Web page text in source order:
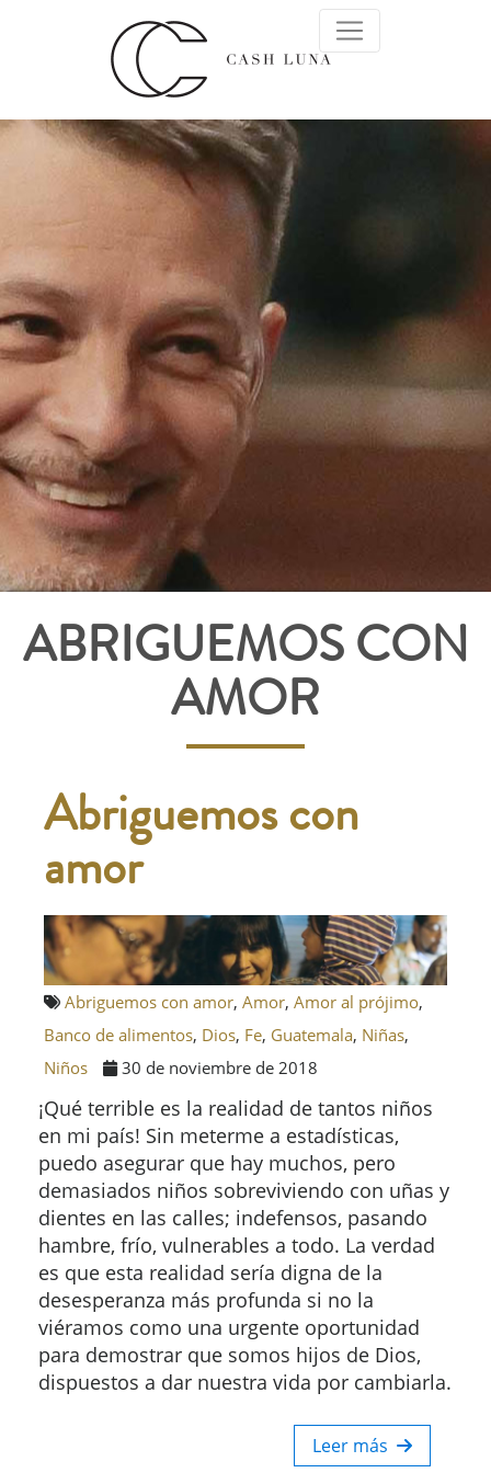
ABRIGUEMOS CON
AMOR
Abriguemos con
amor
Abriguemos con amor, Amor, Amor al prójimo,
Banco de alimentos, Dios, Fe, Guatemala, Niñas,
Niños
30 de noviembre de 2018
¡Qué terrible es la realidad de tantos niños
en mi país! Sin meterme a estadísticas,
puedo asegurar que hay muchos, pero
demasiados niños sobreviviendo con uñas y
dientes en las calles; indefensos, pasando
hambre, frío, vulnerables a todo. La verdad
es que esta realidad sería digna de la
desesperanza más profunda si no la
viéramos como una urgente oportunidad
para demostrar que somos hijos de Dios,
dispuestos a dar nuestra vida por cambiarla.
Leer más